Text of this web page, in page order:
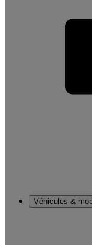
Véhicules &